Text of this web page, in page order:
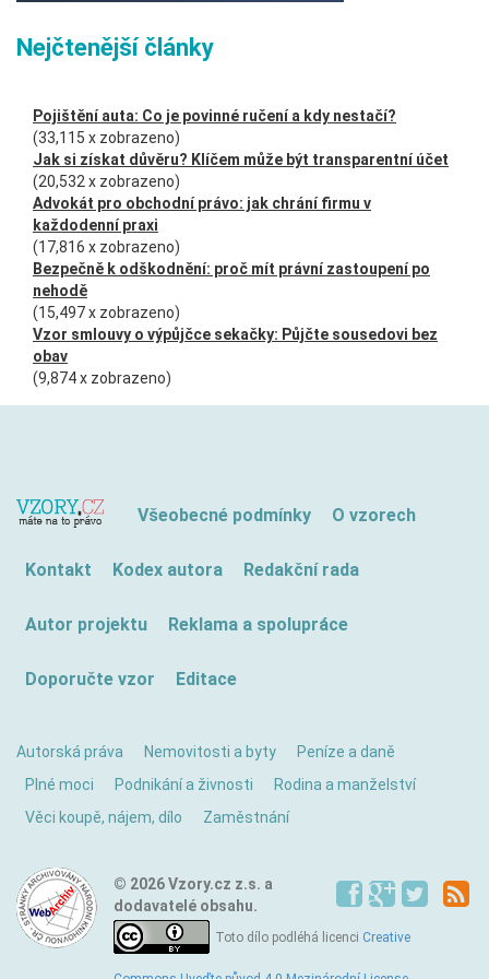
Nejčtenější články
Pojištění auta: Co je povinné ručení a kdy nestačí?
(33,115 x zobrazeno)
Jak si získat důvěru? Klíčem může být transparentní účet
(20,532 x zobrazeno)
Advokát pro obchodní právo: jak chrání firmu v
každodenní praxi
(17,816 x zobrazeno)
Bezpečně k odškodnění: proč mít právní zastoupení po
nehodě
(15,497 x zobrazeno)
Vzor smlouvy o výpůjčce sekačky: Půjčte sousedovi bez
obav
(9,874 x zobrazeno)
Všeobecné podmínky O vzorech
Kontakt Kodex autora Redakční rada
Autor projektu Reklama a spolupráce
Doporučte vzor Editace
Autorská práva Nemovitosti a byty
Peníze a daně
Plné moci
Podnikání a živnosti
Rodina a manželství
Věci koupě, nájem, dílo
Zaměstnání
© 2026 Vzory.cz z.s. a
dodavatelé obsahu.
Toto dílo podléhá licenci Creative